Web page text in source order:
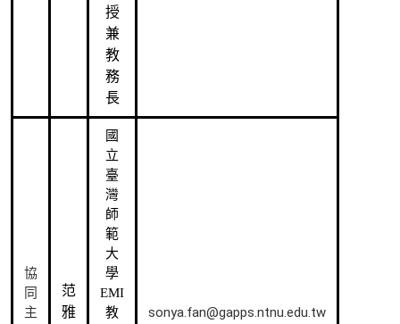
授
兼
教
務
長
協
同
主
范
雅
國
立
臺
灣
師
範
大
學
EMI
教
sonya.fan@gapps.ntnu.edu.tw